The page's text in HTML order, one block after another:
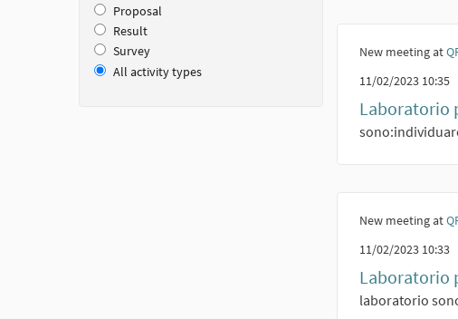
Proposal
Result
Survey
All activity types
New meeting at
11/02/2023 10:35
Laboratorio
New meeting at
11/02/2023 10:33
Laboratorio
laboratorio